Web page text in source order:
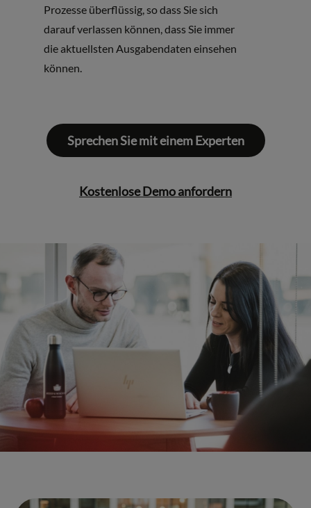
Prozesse überflüssig, so dass Sie sich
darauf verlassen können, dass Sie immer
die aktuellsten Ausgabendaten einsehen
können.
Sprechen Sie mit einem Experten
Kostenlose Demo anfordern